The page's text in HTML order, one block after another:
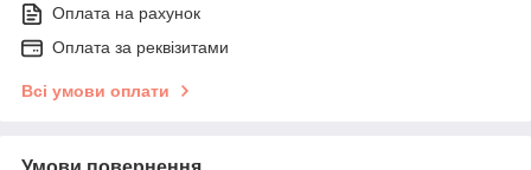
Оплата на рахунок
Оплата за реквізитами
Всі умови оплати